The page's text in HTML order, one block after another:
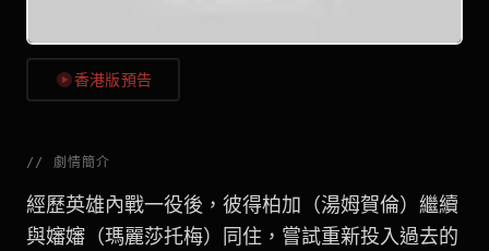
香港版預告
// 劇情簡介
經歷英雄內戰一役後，彼得柏加（湯姆賀倫）繼續
與嬸嬸（瑪麗莎托梅）同住，嘗試重新投入過去的